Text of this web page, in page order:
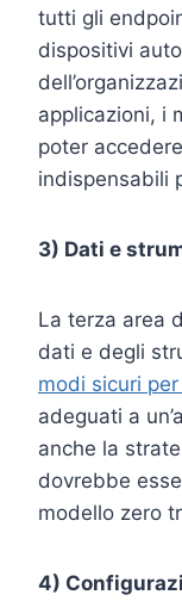
tutti gli
dispositivi
applicazioni, i
poter
indispensabili
3) Dati e
La terza area
dati e degli
modi sicuri
adeguati a
anche la
dovrebbe
modello zero
4)